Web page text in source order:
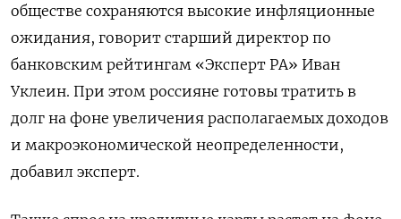
обществе сохраняются высокие инфляционные
ожидания, говорит старший директор по
банковским рейтингам «Эксперт РА» Иван
Уклеин. При этом россияне готовы тратить в
долг на фоне увеличения располагаемых доходов
и макроэкономической неопределенности,
добавил эксперт.